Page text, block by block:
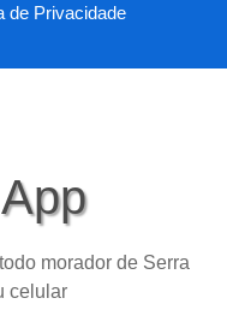
de Privacidade
morador de Serra
celular